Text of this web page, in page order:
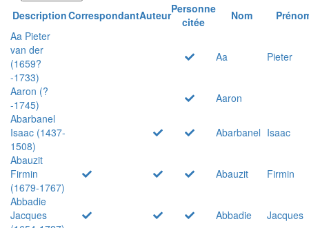
DescriptionCorrespondantAuteurPersonne
citée
Nom
Aa Pieter
van der
(1659?
-1733)
Aa Pieter
Aaron (?
-1745)
Aaron
Abarbanel
Isaac (1437-
1508)
Abarbanel Isaac
Abauzit
Firmin
(1679-1767)
Abauzit
Firmin
Abbadie
Jacques
Abbadie
Jacques